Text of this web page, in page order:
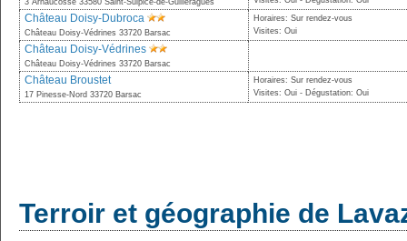
3 Arnaucosse 33580 Saint-Sulpice-de-Guilleragues
Château Doisy-Dubroca
Château Doisy-Védrines 33720 Barsac
Horaires: Sur rendez-vous
Visites: Oui
Château Doisy-Védrines
Château Doisy-Védrines 33720 Barsac
Château Broustet
17 Pinesse-Nord 33720 Barsac
Horaires: Sur rendez-vous
Visites: Oui - Dégustation: Oui
Terroir et géographie de